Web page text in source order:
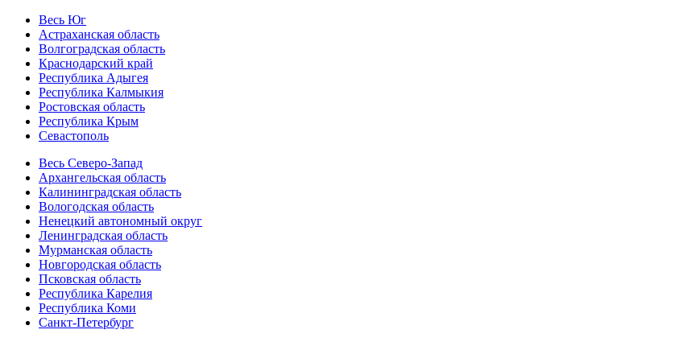
Весь Юг
Астраханская область
Волгоградская область
Краснодарский край
Республика Адыгея
Республика Калмыкия
Ростовская область
Республика Крым
Севастополь
Весь Северо-Запад
Архангельская область
Калининградская область
Вологодская область
Ненецкий автономный округ
Ленинградская область
Мурманская область
Новгородская область
Псковская область
Республика Карелия
Республика Коми
Санкт-Петербург